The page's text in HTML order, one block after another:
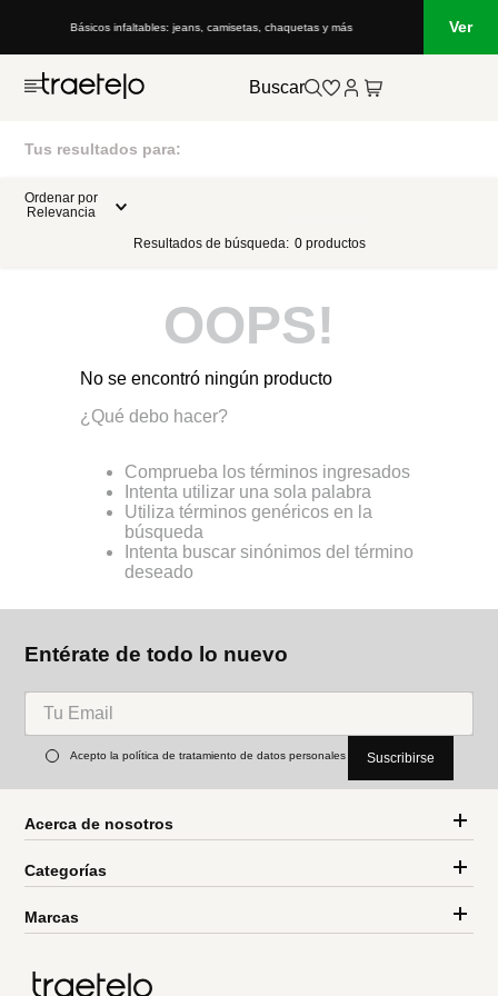
Básicos infaltables: jeans, camisetas, chaquetas y más Ver
Buscar
Tus resultados para:
Ordenar por
Relevancia
Resultados de búsqueda: 0 productos
OOPS!
No se encontró ningún producto
¿Qué debo hacer?
Comprueba los términos ingresados
Intenta utilizar una sola palabra
Utiliza términos genéricos en la
búsqueda
Intenta buscar sinónimos del término
deseado
Entérate de todo lo nuevo
Acepto la política de tratamiento de datos personales Suscribirse
Acerca de nosotros
Categorías
Marcas